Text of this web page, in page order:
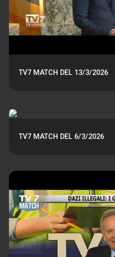
TV7 MATCH DEL 13/3/2026
TV7 MATCH DEL 6/3/2026